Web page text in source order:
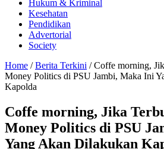
Hukum & Kriminal
Kesehatan
Pendidikan
Advertorial
Society
Home / Berita Terkini / Coffe morning,
Money Politics di PSU Jambi, Maka Ini
Kapolda
Coffe morning, Jika
Money Politics di PSU
Yang Akan Dilakukan